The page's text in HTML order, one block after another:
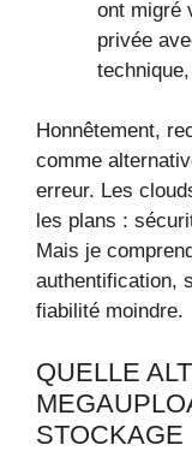
ont migré
privée
Honnêtement,
comme
erreur. Les
les plans :
Mais je
authentification,
fiabilité moindre.
QUELLE
STOCKAGE